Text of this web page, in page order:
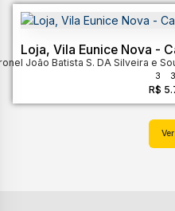
Loja, Vila Eunice Nova -
R$
João Batista S. DA Silveira e
3 3